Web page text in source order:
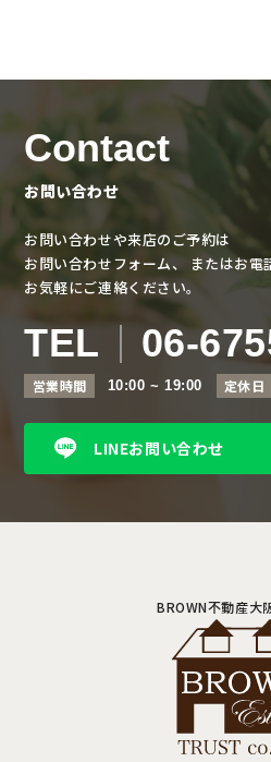
Contact
お問い合わせ
お問い合わせや来店のご予約は
お問い合わせフォーム、
またはお電
お気軽にご連絡ください。
TEL 06-
営業時間 10:00 ~ 19:00 定休日
LINEお問い合わせ
BROWN不動産大